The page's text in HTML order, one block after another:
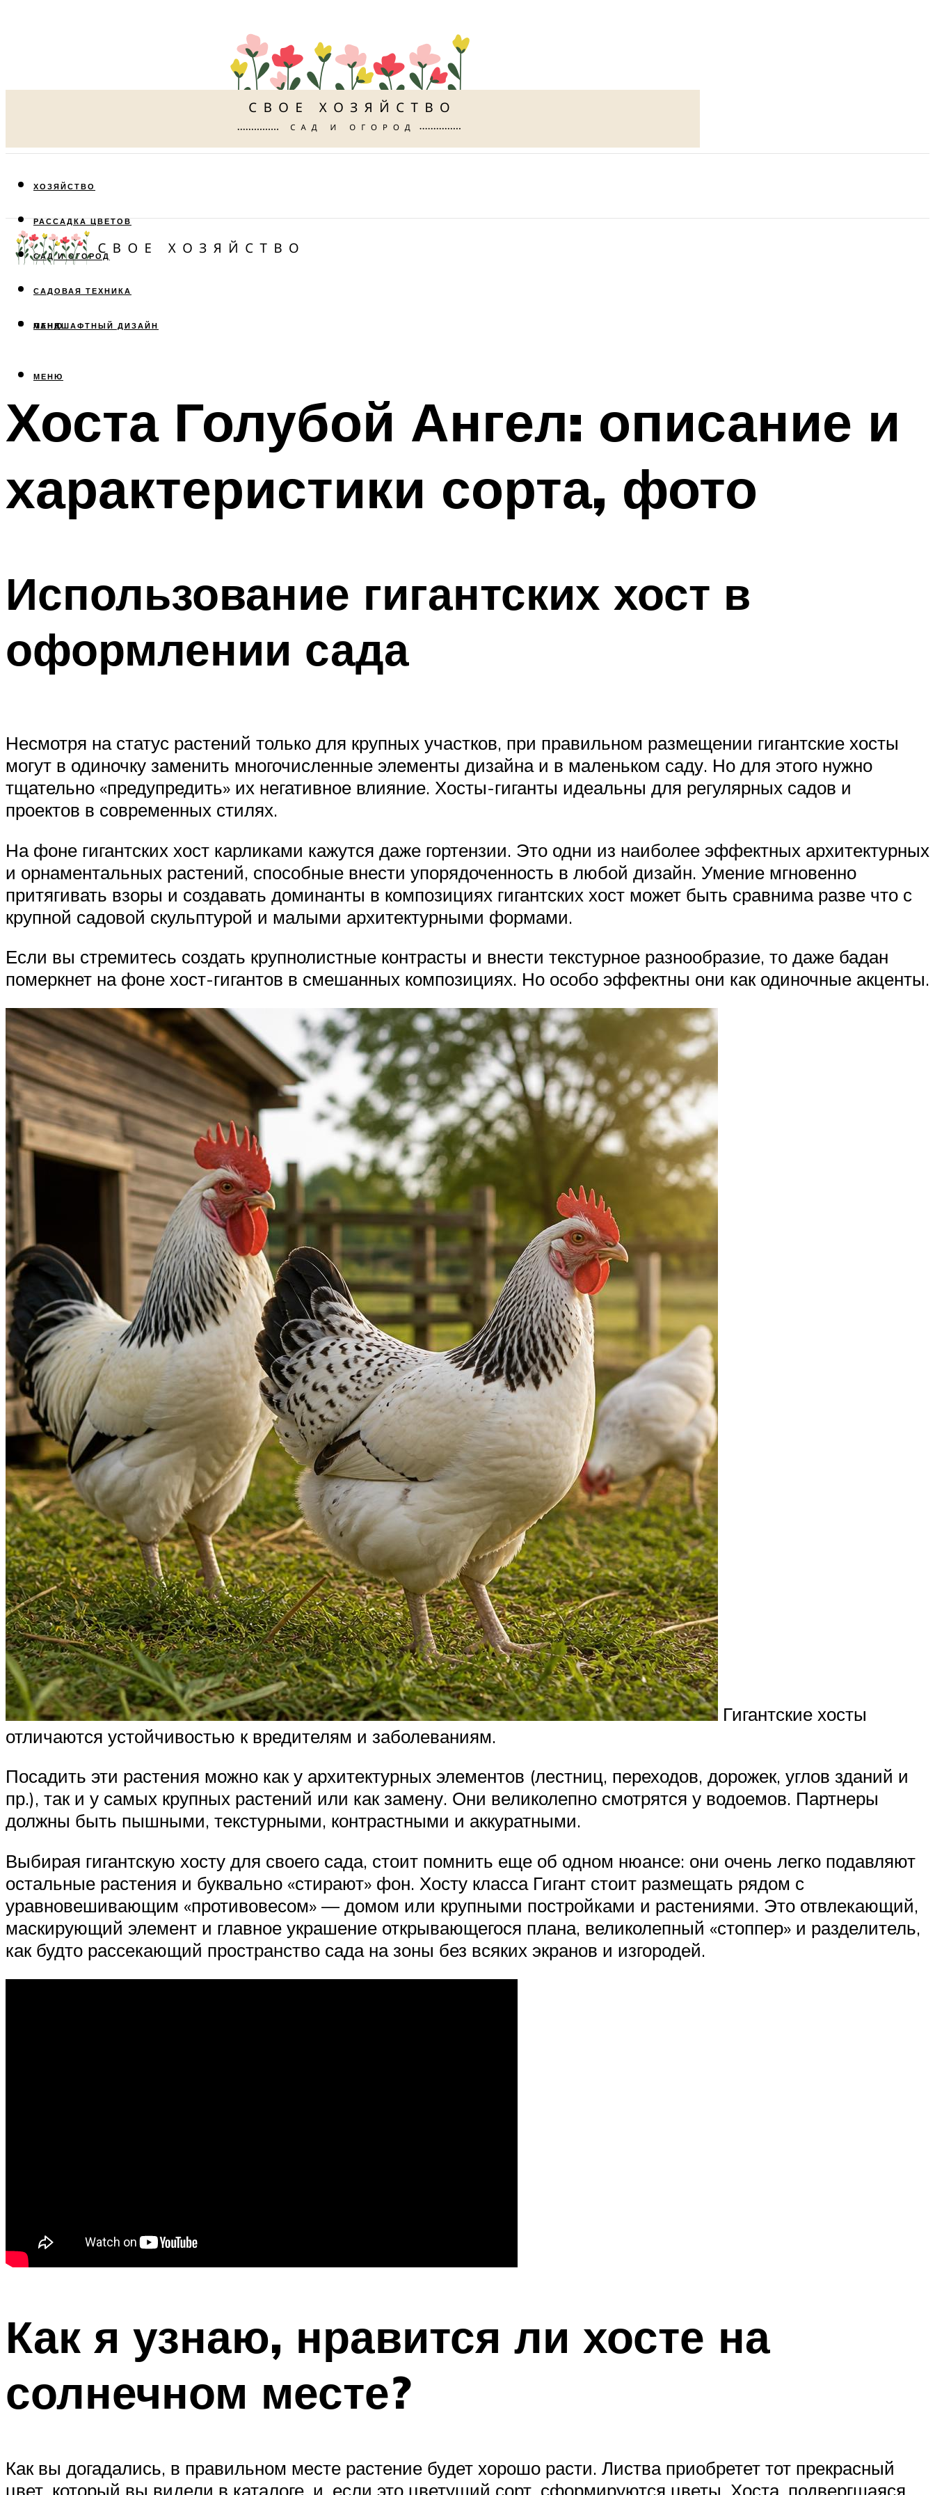
ХОЗЯЙСТВО
РАССАДКА ЦВЕТОВ
САД И ОГОРОД
САДОВАЯ ТЕХНИКА
ЛАНДШАФТНЫЙ ДИЗАЙН
МЕНЮ
МЕНЮ
Хоста Голубой Ангел: описание и
характеристики сорта, фото
Использование гигантских хост в
оформлении сада
Несмотря на статус растений только для крупных участков, при правильном размещении гигантские хосты
могут в одиночку заменить многочисленные элементы дизайна и в маленьком саду. Но для этого нужно
тщательно «предупредить» их негативное влияние. Хосты-гиганты идеальны для регулярных садов и
проектов в современных стилях.
На фоне гигантских хост карликами кажутся даже гортензии. Это одни из наиболее эффектных архитектурных
и орнаментальных растений, способные внести упорядоченность в любой дизайн. Умение мгновенно
притягивать взоры и создавать доминанты в композициях гигантских хост может быть сравнима разве что с
крупной садовой скульптурой и малыми архитектурными формами.
Если вы стремитесь создать крупнолистные контрасты и внести текстурное разнообразие, то даже бадан
померкнет на фоне хост-гигантов в смешанных композициях. Но особо эффектны они как одиночные акценты.
Гигантские хосты
отличаются устойчивостью к вредителям и заболеваниям.
Посадить эти растения можно как у архитектурных элементов (лестниц, переходов, дорожек, углов зданий и
пр.), так и у самых крупных растений или как замену. Они великолепно смотрятся у водоемов. Партнеры
должны быть пышными, текстурными, контрастными и аккуратными.
Выбирая гигантскую хосту для своего сада, стоит помнить еще об одном нюансе: они очень легко подавляют
остальные растения и буквально «стирают» фон. Хосту класса Гигант стоит размещать рядом с
уравновешивающим «противовесом» — домом или крупными постройками и растениями. Это отвлекающий,
маскирующий элемент и главное украшение открывающегося плана, великолепный «стоппер» и разделитель,
как будто рассекающий пространство сада на зоны без всяких экранов и изгородей.
Как я узнаю, нравится ли хосте на
солнечном месте?
Как вы догадались, в правильном месте растение будет хорошо расти. Листва приобретет тот прекрасный
цвет, который вы видели в каталоге, и, если это цветущий сорт, сформируются цветы. Хоста, подвергшаяся